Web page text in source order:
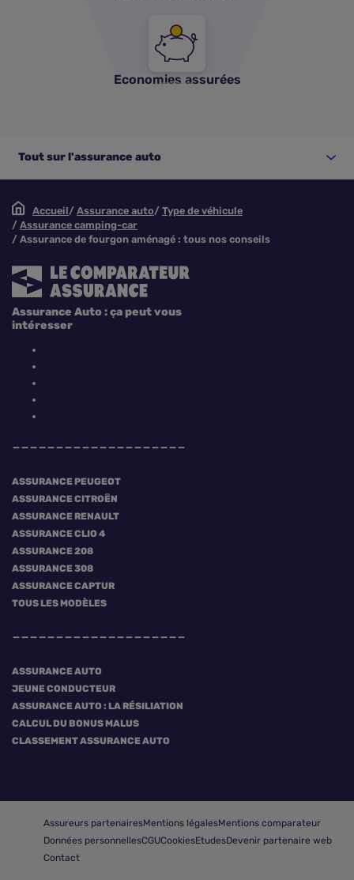
Economies assurées
Tout sur l'assurance auto
Accueil Assurance auto
Type de véhicule
Assurance camping-car
Assurance de fourgon aménagé : tous nos conseils
ASSURANCE PEUGEOT
ASSURANCE CITROËN
ASSURANCE RENAULT
ASSURANCE CLIO 4
ASSURANCE 208
ASSURANCE 308
ASSURANCE CAPTUR
TOUS LES MODÈLES
ASSURANCE AUTO
JEUNE CONDUCTEUR
ASSURANCE AUTO : LA RÉSILIATION
CALCUL DU BONUS MALUS
CLASSEMENT ASSURANCE AUTO
Assurance Auto : ça peut vous
intéresser
Assureurs partenairesMentions légalesMentions comparateur
Données personnellesCGUCookiesEtudesDevenir partenaire web
Contact